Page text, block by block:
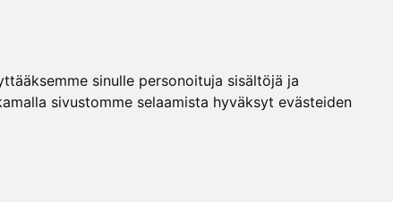
sinulle personoituja sisältöjä ja
sivustomme selaamista hyväksyt evästeiden